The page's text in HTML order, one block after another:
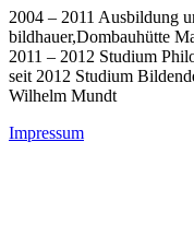
2004 – 2011 Ausbildung
bildhauer,Dombauhütte
2011 – 2012 Studium
seit 2012 Studium
Wilhelm Mundt
Impressum